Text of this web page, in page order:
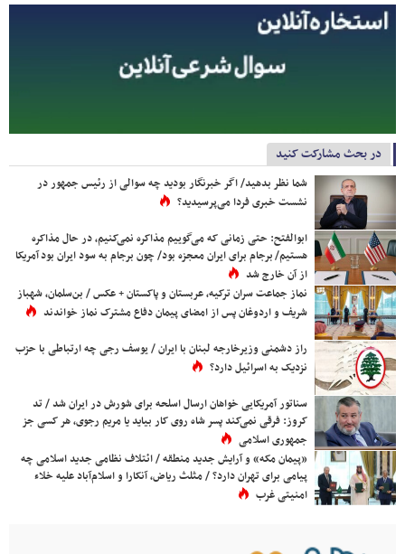
در بحث مشارکت کنید
شما نظر بدهید/ اگر خبرنگار بودید چه سوالی از رئیس جمهور در
نشست خبری فردا می‌پرسیدید؟
ابوالفتح: حتی زمانی که می‌گوییم مذاکره نمی‌کنیم، در حال مذاکره
هستیم/ برجام برای ایران معجزه بود/ چون برجام به سود ایران بود آمریکا
از آن خارج شد
نماز جماعت سران ترکیه، عربستان و پاکستان + عکس / بن‌سلمان، شهباز
شریف و اردوغان پس از امضای پیمان دفاع مشترک نماز خواندند
راز دشمنی وزیرخارجه لبنان با ایران / یوسف رجی چه ارتباطی با حزب
نزدیک به اسرائیل دارد؟
سناتور آمریکایی خواهان ارسال اسلحه برای شورش در ایران شد / تد
کروز: فرقی نمی‌کند پسر شاه روی کار بیاید یا مریم رجوی، هر کسی جز
جمهوری اسلامی
«پیمان مکه» و آرایش جدید منطقه / ائتلاف نظامی جدید اسلامی چه
پیامی برای تهران دارد؟ / مثلث ریاض، آنکارا و اسلام‌آباد علیه خلاء
امنیتی غرب